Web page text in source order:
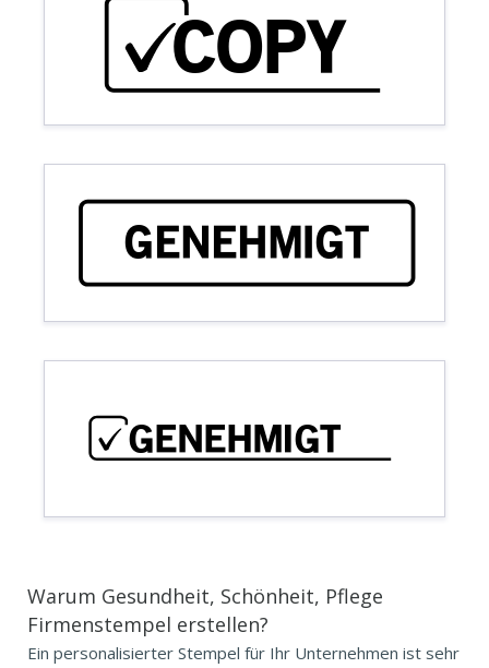
COPY
GENEHMIGT
GENEHMIGT
Warum Gesundheit, Schönheit, Pflege
Firmenstempel erstellen?
Ein personalisierter Stempel für Ihr Unternehmen ist sehr